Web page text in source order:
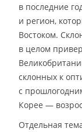
в последние
и регион,
Востоком.
в целом
склонных к
с
Корее —
Отдельная